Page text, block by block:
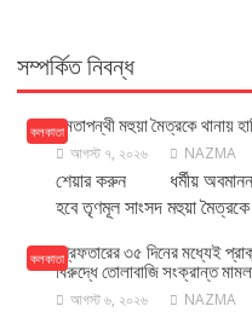
সম্পর্কিত নিবন্ধ
কলকাতামমতাপন্থী মহুয়া মৈত্রকে থানায়
আগস্ট ৭, ২০২৬ NAZMA
শেয়ার করুন ধর্মীয় অবমাননার
হবে তৃণমূল সাংসদ মহুয়া
কলকাতাগ্রেফতারের ৩৫ দিনের মধ্যেই
বিরুদ্ধে তোলাবাজি সংক্রান্ত
আগস্ট ৬, ২০২৬ NAZMA